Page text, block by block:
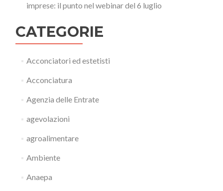
imprese: il punto nel webinar del 6 luglio
CATEGORIE
Acconciatori ed estetisti
Acconciatura
Agenzia delle Entrate
agevolazioni
agroalimentare
Ambiente
Anaepa